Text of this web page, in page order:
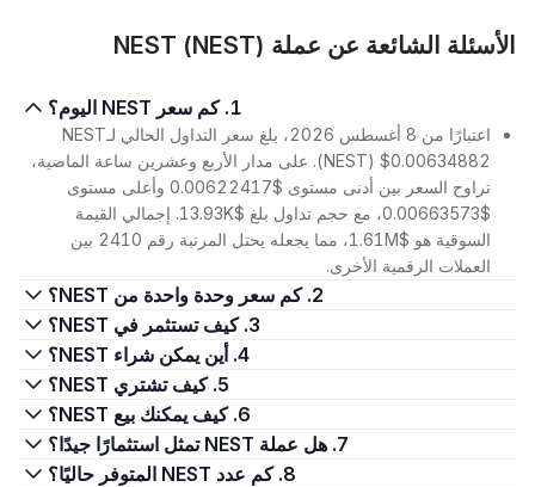
الأسئلة الشائعة عن عملة NEST (NEST)
1. كم سعر NEST اليوم؟
اعتبارًا من 8 أغسطس 2026، بلغ سعر التداول الحالي لـNEST
(NEST) $0.00634882. على مدار الأربع وعشرين ساعة الماضية،
تراوح السعر بين أدنى مستوى $0.00622417 وأعلى مستوى
$0.00663573، مع حجم تداول بلغ $13.93K. إجمالي القيمة
السوقية هو $1.61M، مما يجعله يحتل المرتبة رقم 2410 بين
العملات الرقمية الأخرى.
2. كم سعر وحدة واحدة من NEST؟
3. كيف تستثمر في NEST؟
4. أين يمكن شراء NEST؟
5. كيف تشتري NEST؟
6. كيف يمكنك بيع NEST؟
7. هل عملة NEST تمثل استثمارًا جيدًا؟
8. كم عدد NEST المتوفر حاليًا؟